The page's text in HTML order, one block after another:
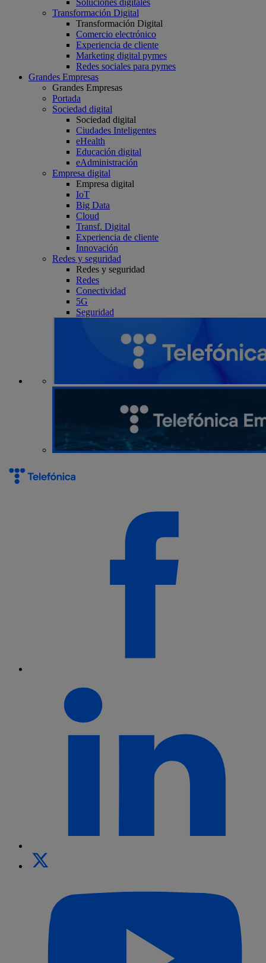
Transformación Digital
Transformación Digital
Comercio electrónico
Experiencia de cliente
Marketing digital pymes
Redes sociales para pymes
Grandes Empresas
Grandes Empresas
Portada
Sociedad digital
Sociedad digital
Ciudades Inteligentes
eHealth
Educación digital
eAdministración
Empresa digital
Empresa digital
IoT
Big Data
Cloud
Transf. Digital
Experiencia de cliente
Innovación
Redes y seguridad
Redes y seguridad
Redes
Conectividad
5G
Seguridad